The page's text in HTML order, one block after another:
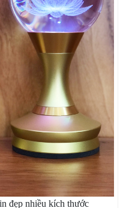
đẹp nhiều kích thước